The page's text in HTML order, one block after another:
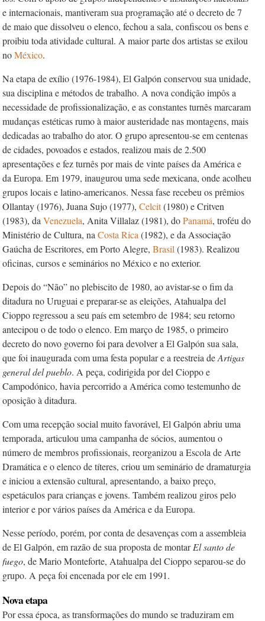
e internacionais, mantiveram sua programação até o decreto de 7
de maio que dissolveu o elenco, fechou a sala, confiscou os bens e
proibiu toda atividade cultural. A maior parte dos artistas se exilou
noMéxico.
Na etapa de exílio (1976-1984), El Galpón conservou sua unidade,
sua disciplina e métodos de trabalho. A nova condição impôs a
necessidade de profissionalização, e as constantes turnês marcaram
mudanças estéticas rumo à maior austeridade nas montagens, mais
dedicadas ao trabalho do ator. O grupo apresentou-se em centenas
de cidades, povoados e estados, realizou mais de 2.500
apresentações e fez turnês por mais de vinte países da América e
da Europa. Em 1979, inaugurou uma sede mexicana, onde acolheu
grupos locais e latino-americanos. Nessa fase recebeu os prêmios
Ollantay (1976), Juana Sujo (1977), Celcit(1980) e Critven
(1983), da Venezuela, Anita Villalaz (1981), doPanamá, troféu do
Ministério de Cultura, na Costa Rica (1982), e da Associação
Gaúcha de Escritores, em Porto Alegre, Brasil (1983). Realizou
oficinas, cursos e seminários no México e no exterior.
Depois do “Não” no plebiscito de 1980, ao avistar-se o fim da
ditadura no Uruguai e preparar-se as eleições, Atahualpa del
Cioppo regressou a seu país em setembro de 1984; seu retorno
antecipou o de todo o elenco. Em março de 1985, o primeiro
decreto do novo governo foi para devolver a El Galpón sua sala,
que foi inaugurada com uma festa popular e a reestreia deArtigas
general del pueblo. A peça, codirigida por del Cioppo e
Campodónico, havia percorrido a América como testemunho de
oposição à ditadura.
Com uma recepção social muito favorável, El Galpón abriu uma
temporada, articulou uma campanha de sócios, aumentou o
número de membros profissionais, reorganizou a Escola de Arte
Dramática e o elenco de títeres, criou um seminário de dramaturgia
e iniciou a extensão cultural, apresentando, a baixo preço,
espetáculos para crianças e jovens. Também realizou giros pelo
interior e por vários países da América e da Europa.
Nesse período, porém, por conta de desavenças com a assembleia
de El Galpón, em razão de sua proposta de montarEl santo de
fuego, de Mario Monteforte, Atahualpa del Cioppo separou-se do
grupo. A peça foi encenada por ele em 1991.
Nova etapa
Por essa época, as transformações do mundo se traduziram em